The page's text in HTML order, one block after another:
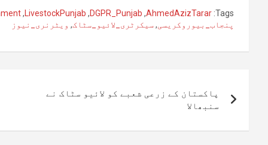
Tags:
AhmedAzizTarar
,
DGPR_Punjab
,
LivestockPunjab
,
پنجاب_بیوروکریسی,سیکرٹری_لائیو_سٹاک, ویٹرنری_نیوز
کی
نیویگیشن
پاکستان کے زرعی شعبے کو لائیو سٹاک نے
سنبھالا